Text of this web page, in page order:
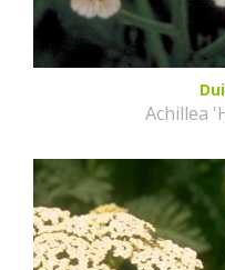
Achillea